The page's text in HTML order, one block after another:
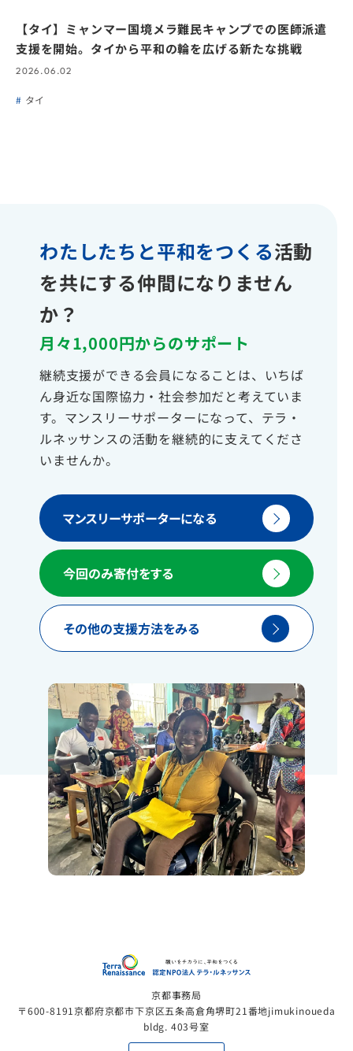
【タイ】ミャンマー国境メラ難民キャンプでの医師派遣
支援を開始。タイから平和の輪を広げる新たな挑戦
2026.06.02
タイ
わたしたちと平和をつくる活動
を共にする仲間になりません
か？
月々1,000円からのサポート
継続支援ができる会員になることは、いちば
ん身近な国際協力・社会参加だと考えていま
す。マンスリーサポーターになって、テラ・
ルネッサンスの活動を継続的に支えてくださ
いませんか。
マンスリーサポーターになる
今回のみ寄付をする
その他の支援方法をみる
京都事務局
〒600-8191京都府京都市下京区五条高倉角堺町21番地jimukinoueda
bldg. 403号室